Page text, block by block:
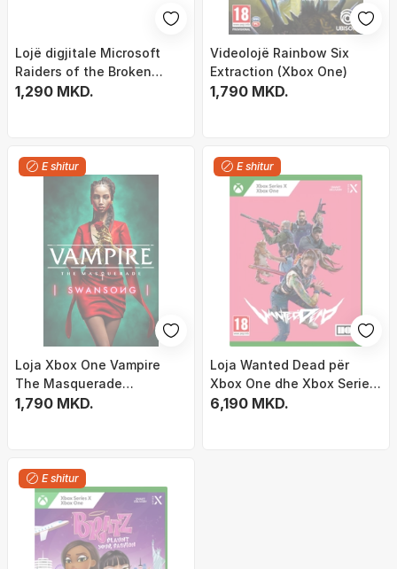
Lojë digjitale Microsoft
Raiders of the Broken
Planet Alien Myths, Xbox
1,290 MKD.
Videolojë Rainbow Six
Extraction (Xbox One)
1,790 MKD.
E shitur
Loja Xbox One Vampire
The Masquerade
Swansong, role play,
1,790 MKD.
E shitur
Loja Wanted Dead për
Xbox One dhe Xbox Series
X
6,190 MKD.
E shitur